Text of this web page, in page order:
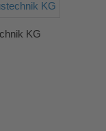
KG